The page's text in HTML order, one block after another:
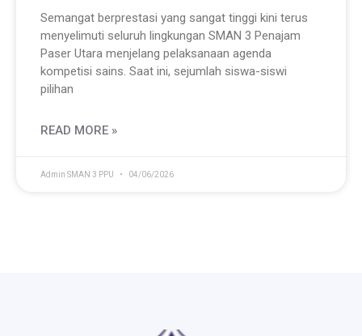
Semangat berprestasi yang sangat tinggi kini terus
menyelimuti seluruh lingkungan SMAN 3 Penajam
Paser Utara menjelang pelaksanaan agenda
kompetisi sains. Saat ini, sejumlah siswa-siswi
pilihan
READ MORE »
Admin SMAN 3 PPU 04/06/2026